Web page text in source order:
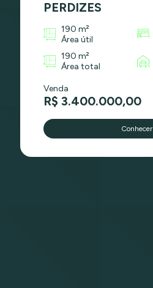
PERDIZES
190 m²
Área útil
190 m²
Área total
Venda
R$ 3.400.000,00
Conhecer